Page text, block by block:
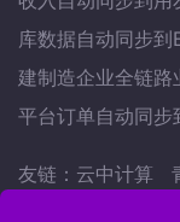
库数据自动同步到
建制造企业全链路
平台订单自动同步
友链： 云中计算